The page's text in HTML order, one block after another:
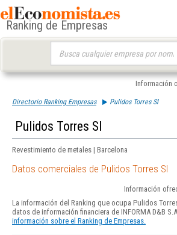
Ranking de Empresas
Información
Directorio Ranking Empresas Pulidos Torres Sl
Pulidos Torres Sl
Revestimiento de metales | Barcelona
Datos comerciales de Pulidos Torres Sl
Información
La información del Ranking que ocupa Pulidos
datos de información financiera de INFORMA D&B
información sobre el Ranking de Empresas.